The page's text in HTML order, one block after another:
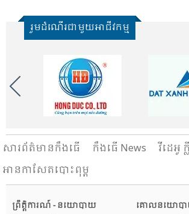
រួមដំណើរជាមួយអាជីវកម្ម
សារ​ព័ត៌មានកឹងធើ កឹងធើ News
វីដេអូ
អានកាសែតបោះពុម្ព
ព្រឹត្តិការណ៍ - នយោបាយ
គោលនយោបា